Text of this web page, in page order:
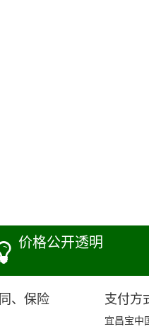
价格公开透明
、保险 支付方
宜昌宝中